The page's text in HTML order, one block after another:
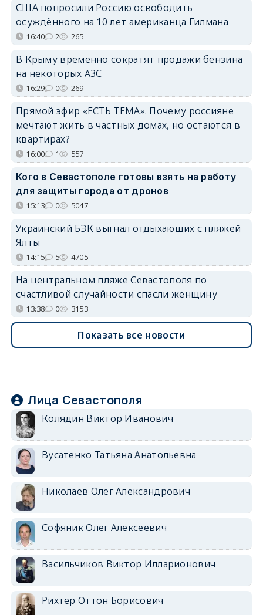
США попросили Россию освободить
осуждённого на 10 лет американца Гилмана
16:40 2 265
В Крыму временно сократят продажи бензина
на некоторых АЗС
16:29 0 269
Прямой эфир «ЕСТЬ ТЕМА». Почему россияне
мечтают жить в частных домах, но остаются в
квартирах?
16:00 1 557
Кого в Севастополе готовы взять на работу
для защиты города от дронов
15:13 0 5047
Украинский БЭК выгнал отдыхающих с пляжей
Ялты
14:15 5 4705
На центральном пляже Севастополя по
счастливой случайности спасли женщину
13:38 0 3153
Показать все новости
Лица Севастополя
Колядин Виктор Иванович
Вусатенко Татьяна Анатольевна
Николаев Олег Александрович
Софяник Олег Алексеевич
Васильчиков Виктор Илларионович
Рихтер Оттон Борисович